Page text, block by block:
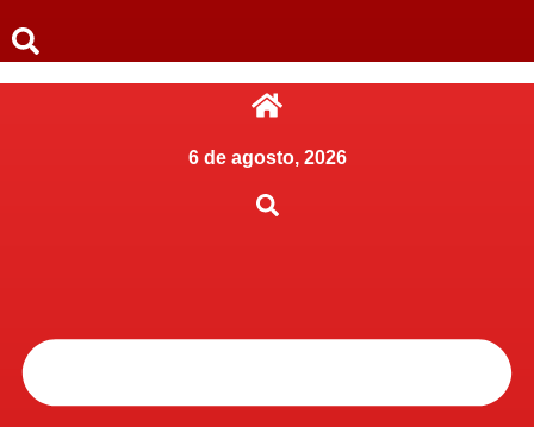
6 de agosto, 2026